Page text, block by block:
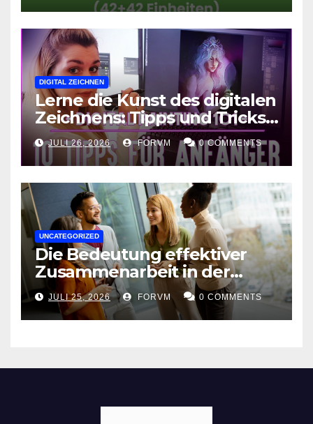
DIGITAL ZEICHNEN
Lerne die Kunst des digitalen
Zeichnens: Tipps und Tricks
für kreative Ausdruckskunst
JULI 26, 2026 FORVM 0 COMMENTS
UNCATEGORIZED
Die Bedeutung effektiver
Zusammenarbeit in der
Arbeitswelt
JULI 25, 2026 FORVM 0 COMMENTS